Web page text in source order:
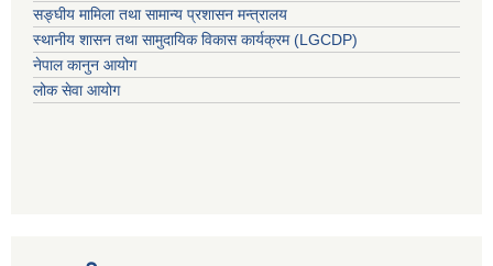
सङ्घीय मामिला तथा सामान्य प्रशासन मन्त्रालय
स्थानीय शासन तथा सामुदायिक विकास कार्यक्रम (LGCDP)
नेपाल कानुन आयोग
लोक सेवा आयोग